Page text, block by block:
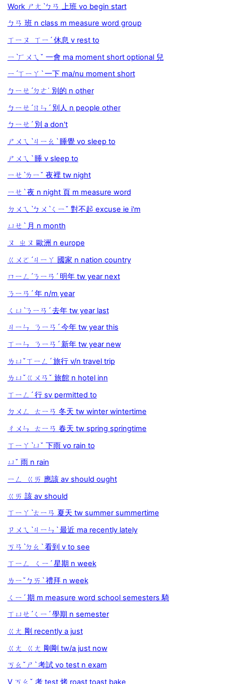
Work ㄕㄤˋㄅㄢ 上班 vo begin start
ㄅㄢ 班 n class m measure word group
ㄒㄧㄡ ㄒㄧˊ 休息 v rest to
ㄧˋㄏㄨㄟˇ 一會 ma moment short optional 兒
ㄧˊㄒㄧㄚˋ 一下 ma/nu moment short
ㄅㄧㄝˊㄉㄜ˙ 別的 n other
ㄅㄧㄝˊㄖㄣˊ 別人 n people other
ㄅㄧㄝˊ 別 a don't
ㄕㄨㄟˋㄐㄧㄠˋ 睡覺 vo sleep to
ㄕㄨㄟˋ 睡 v sleep to
ㄧㄝˋㄌㄧˇ 夜裡 tw night
ㄧㄝˋ 夜 n night 頁 m measure word
ㄉㄨㄟˋㄅㄨˋㄑㄧˇ 對不起 excuse ie i'm
ㄩㄝˋ 月 n month
ㄡ ㄓㄡ 歐洲 n europe
ㄍㄨㄛˊㄐㄧㄚ 國家 n nation country
ㄇㄧㄥˊㄋㄧㄢˊ 明年 tw year next
ㄋㄧㄢˊ 年 n/m year
ㄑㄩˋㄋㄧㄢˊ 去年 tw year last
ㄐㄧㄣ ㄋㄧㄢˊ 今年 tw year this
ㄒㄧㄣ ㄋㄧㄢˊ 新年 tw year new
ㄌㄩˇㄒㄧㄥˊ 旅行 v/n travel trip
ㄌㄩˇㄍㄨㄢˇ 旅館 n hotel inn
ㄒㄧㄥˊ 行 sv permitted to
ㄉㄨㄥ ㄊㄧㄢ 冬天 tw winter wintertime
ㄔㄨㄣ ㄊㄧㄢ 春天 tw spring springtime
ㄒㄧㄚˋㄩˇ 下雨 vo rain to
ㄩˇ 雨 n rain
ㄧㄥ ㄍㄞ 應該 av should ought
ㄍㄞ 該 av should
ㄒㄧㄚˋㄊㄧㄢ 夏天 tw summer summertime
ㄗㄨㄟˋㄐㄧㄣˋ 最近 ma recently lately
ㄎㄢˋㄉㄠˋ 看到 v to see
ㄒㄧㄥ ㄑㄧˊ 星期 n week
ㄌㄧˇㄅㄞˋ 禮拜 n week
ㄑㄧˊ 期 m measure word school semesters 騎
ㄒㄩㄝˊㄑㄧˊ 學期 n semester
ㄍㄤ 剛 recently a just
ㄍㄤ ㄍㄤ 剛剛 tw/a just now
ㄎㄠˇㄕˋ 考試 vo test n exam
V ㄎㄠˇ 考 test 烤 roast toast bake